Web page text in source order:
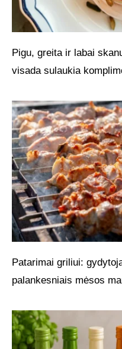
Pigu, greita ir labai
visada sulaukia
Patarimai griliui:
palankesniais mėsos